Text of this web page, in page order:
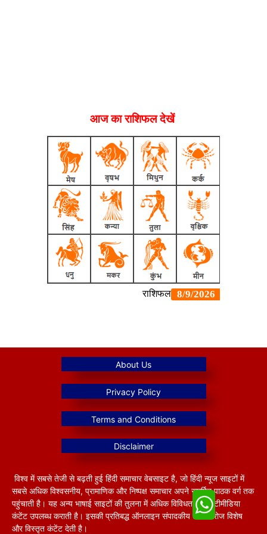
आज का राशिफल देखें
विश्व में सबसे तेजी से बढ़ती हुई हिंदी समाचार वेबसाइट है, जो हिंदी न्यूज साइटों में
सबसे अधिक विश्वसनीय, प्रामाणिक और निष्पक्ष समाचार अपने समर्पित पाठक वर्ग तक
पहुंचाती है। यह अन्य भाषाई साइटों की तुलना में अधिक विविधतापूर्ण मल्टीमीडिया
कंटेंट उपलब्ध कराती है। इसकी प्रतिबद्ध ऑनलाइन संपादकीय टीम हररोज विशेष
और विस्तृत कंटेंट देती है।